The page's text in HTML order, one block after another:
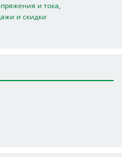
и тока
и скидки